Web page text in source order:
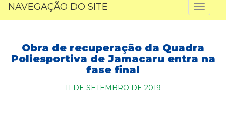
NAVEGAÇÃO DO SITE
Obra de recuperação da Quadra
Poliesportiva de Jamacaru entra na
fase final
11 DE SETEMBRO DE 2019